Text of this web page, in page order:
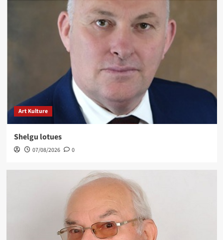
Art Kulture
Shelgu lotues
07/08/2026 0